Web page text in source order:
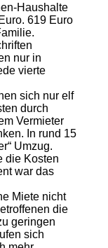
Haushalte
619 Euro
nur in
vierte
sich nur elf
durch
Vermieter
In rund 15
Umzug.
die Kosten
war das
Miete nicht
die
geringen
sich